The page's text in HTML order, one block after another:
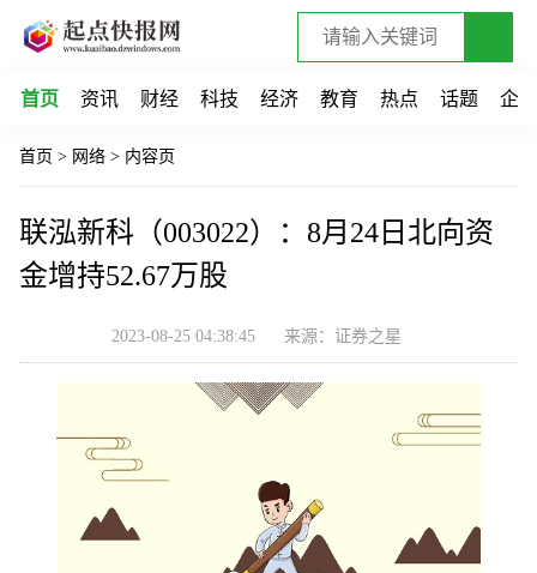
首页 资讯 财经 科技 经济 教育 热点 话题 企业
首页 > 网络 > 内容页
联泓新科（003022）：8月24日北向资
金增持52.67万股
2023-08-25 04:38:45 来源：证券之星